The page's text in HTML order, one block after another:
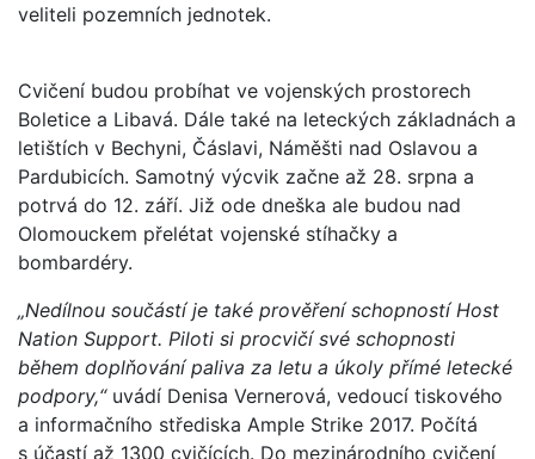
veliteli pozemních jednotek.
Cvičení budou probíhat ve vojenských prostorech
Boletice a Libavá. Dále také na leteckých základnách a
letištích v Bechyni, Čáslavi, Náměšti nad Oslavou a
Pardubicích. Samotný výcvik začne až 28. srpna a
potrvá do 12. září. Již ode dneška ale budou nad
Olomouckem přelétat vojenské stíhačky a
bombardéry.
„Nedílnou součástí je také prověření schopností Host
Nation Support. Piloti si procvičí své schopnosti
během doplňování paliva za letu a úkoly přímé letecké
podpory,“ uvádí Denisa Vernerová, vedoucí tiskového
a informačního střediska Ample Strike 2017. Počítá
s účastí až 1300 cvičících. Do mezinárodního cvičení